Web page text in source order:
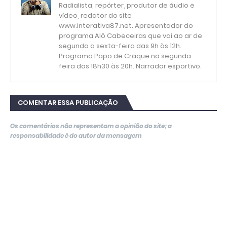
Radialista, repórter, produtor de áudio e
vídeo, redator do site
www.interativa87.net. Apresentador do
programa Alô Cabeceiras que vai ao ar de
segunda a sexta-feira das 9h às 12h.
Programa Papo de Craque na segunda-
feira das 18h30 às 20h. Narrador esportivo.
COMENTAR ESSA PUBLICAÇÃO
Os comentários não representam a opinião do site; a
responsabilidade é do autor da mensagem